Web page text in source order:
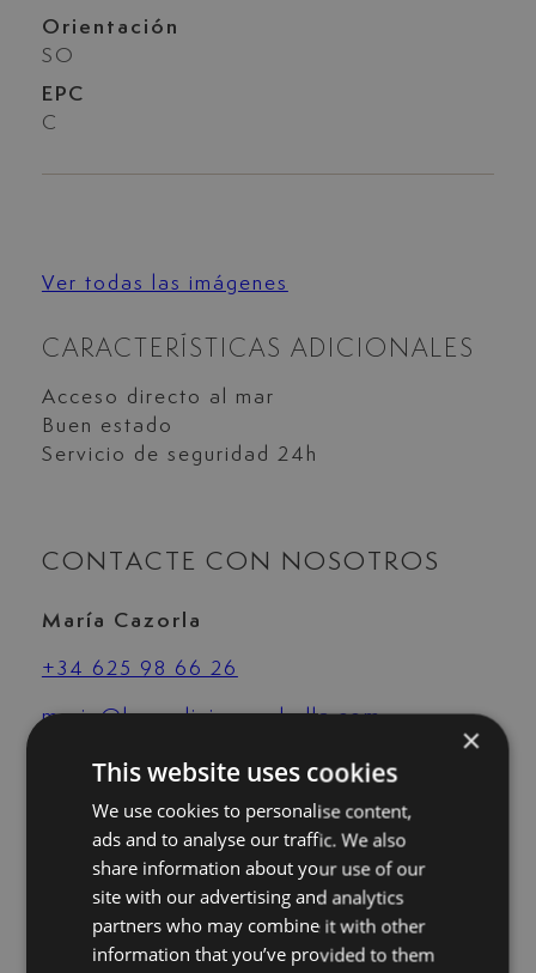
Orientación
SO
EPC
C
Ver todas las imágenes
CARACTERÍSTICAS ADICIONALES
Acceso directo al mar
Buen estado
Servicio de seguridad 24h
CONTACTE CON NOSOTROS
María Cazorla
+34 625 98 66 26
maria@luxurylivingmarbella.com
×
This website uses cookies
We use cookies to personalise content,
ads and to analyse our traffic. We also
share information about your use of our
site with our advertising and analytics
partners who may combine it with other
information that you’ve provided to them